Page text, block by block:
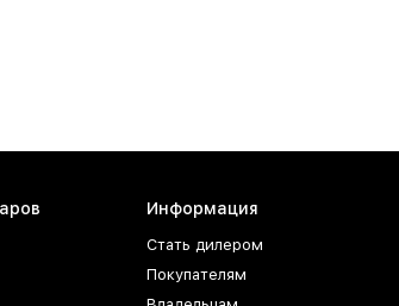
Информация
Стать дилером
Покупателям